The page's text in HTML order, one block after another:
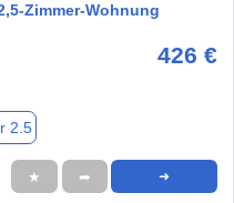
Zimmer-Wohnung
426 €
2.5
★ ➦ ➜